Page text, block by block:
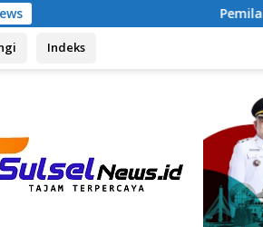
Pemilahan Sampah
Indeks